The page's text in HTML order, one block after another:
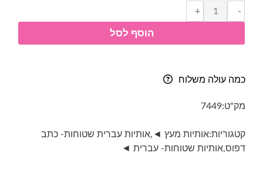
-
כמות
של
דפוס
1.5
+
הוסף לסל
כמה עולה משלוח
מק"ט:7449
קטגוריות:אותיות מעץ ◄ ,אותיות עברית שטוחות- כתב
דפוס,אותיות שטוחות- עברית ◄